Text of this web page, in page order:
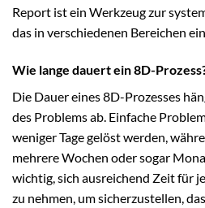
Report ist ein Werkzeug zur
das in verschiedenen Bereichen
Wie lange dauert ein 8D-
Die Dauer eines 8D-Prozesses
des Problems ab. Einfache
weniger Tage gelöst werden,
mehrere Wochen oder sogar
wichtig, sich ausreichend Zeit für
zu nehmen, um sicherzustellen,